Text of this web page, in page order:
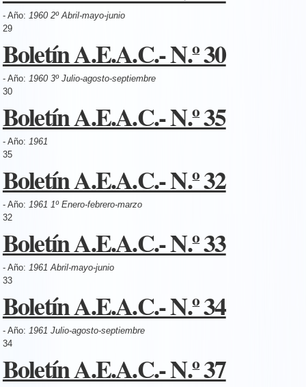
- Año: 1960 2º Abril-mayo-junio
29
Boletín A.E.A.C.- N.º 30
- Año: 1960 3º Julio-agosto-septiembre
30
Boletín A.E.A.C.- N.º 35
- Año: 1961
35
Boletín A.E.A.C.- N.º 32
- Año: 1961 1º Enero-febrero-marzo
32
Boletín A.E.A.C.- N.º 33
- Año: 1961 Abril-mayo-junio
33
Boletín A.E.A.C.- N.º 34
- Año: 1961 Julio-agosto-septiembre
34
Boletín A.E.A.C.- N.º 37